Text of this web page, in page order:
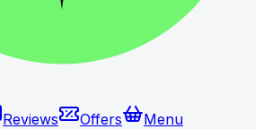
Reviews Offers
Menu